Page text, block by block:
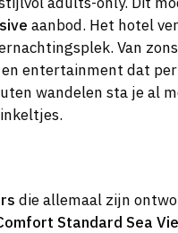
aanbod. Het hotel
Van
entertainment dat
wandelen sta je al
die allemaal zijn
Standard Sea